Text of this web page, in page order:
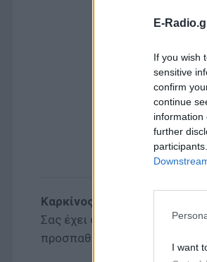
E-
If you wish
sensitive
confirm
continue
information
further
I want
Καρκίνος
Σας έχει φάει η αγωνία για
προσπαθήσετε για αυτά που